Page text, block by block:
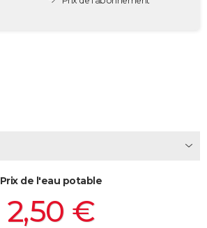
Prix de l'eau potable
2,50 €